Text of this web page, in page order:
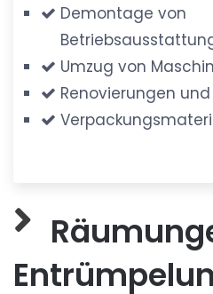
Demontage von
Umzug von
Renovierungen